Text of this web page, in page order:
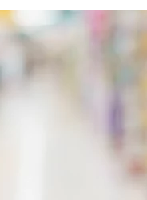
w rok. Polacy